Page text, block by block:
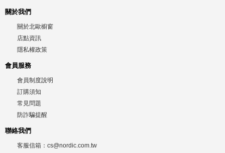
關於我們
關於北歐櫥窗
店點資訊
隱私權政策
會員服務
會員制度說明
訂購須知
常見問題
防詐騙提醒
聯絡我們
客服信箱： cs@nordic.com.tw